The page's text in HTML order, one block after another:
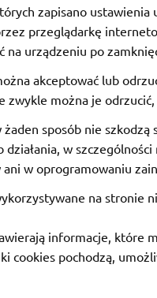
zapisano ustawienia
przeglądarkę
na urządzeniu po
akceptować lub
zwykle można je
żaden sposób nie
działania, w
w oprogramowaniu
na stronie
informacje, które
cookies pochodzą,